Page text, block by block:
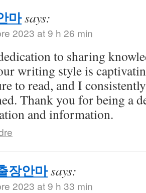
마says:
2023 at 9 h 26 min
to sharing
writing style is
to read, and I
Thank you for being a
and information.
장안마says:
2023 at 9 h 33 min